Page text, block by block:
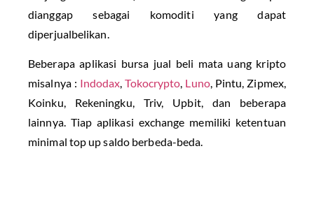
dianggap sebagai komoditi yang dapat
diperjualbelikan.
Beberapa aplikasi bursa jual beli mata uang kripto
misalnya : Indodax,Tokocrypto, Luno, Pintu, Zipmex,
Koinku, Rekeningku, Triv, Upbit, dan beberapa
lainnya. Tiap aplikasi exchange memiliki ketentuan
minimal top up saldo berbeda-beda.